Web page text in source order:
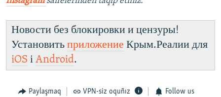
Новости без блокировки и цензуры!
Установить приложение Крым.Реалии для
iOS і Android.
Paylaşmaq VPN-siz oquñız Follow us